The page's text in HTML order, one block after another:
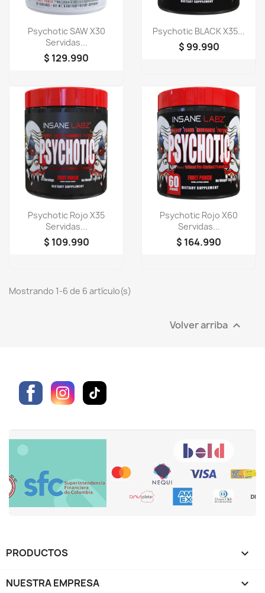
Vista rápida
Psychotic SAW X30
Servidas...
$ 129.990
Vista rápida
Psychotic BLACK X35...
$ 99.990
Vista rápida
Psychotic Rojo X35
Servidas...
$ 109.990
Vista rápida
Psychotic Rojo X60
Servidas...
$ 164.990
Mostrando 1-6 de 6 artículo(s)
Volver arriba 
Facebook
PRODUCTOS 
NUESTRA EMPRESA 